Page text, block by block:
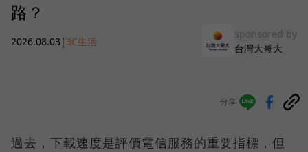
路？
2026.08.03 | 3C生活
sponsored by
台灣大哥大
分享
過去，下載速度是評價電信服務的重要指標，但